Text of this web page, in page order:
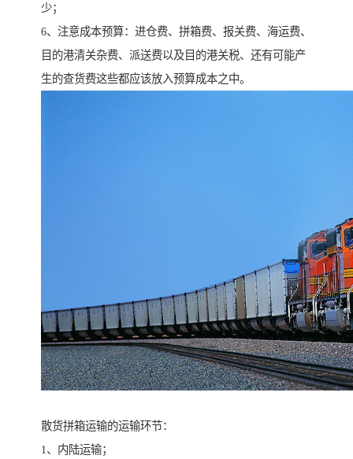
少；
6、注意成本预算：进仓费、拼箱费、报关费、海运费、
目的港清关杂费、派送费以及目的港关税、还有可能产
生的查货费这些都应该放入预算成本之中。
散货拼箱运输的运输环节：
1、内陆运输；